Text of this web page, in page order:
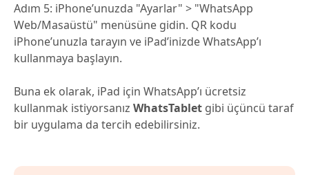
Adım 5: iPhone’unuzda "Ayarlar" > "WhatsApp
Web/Masaüstü" menüsüne gidin. QR kodu
iPhone’unuzla tarayın ve iPad’inizde WhatsApp’ı
kullanmaya başlayın.
Buna ek olarak, iPad için WhatsApp’ı ücretsiz
kullanmak istiyorsanız WhatsTablet gibi üçüncü taraf
bir uygulama da tercih edebilirsiniz.